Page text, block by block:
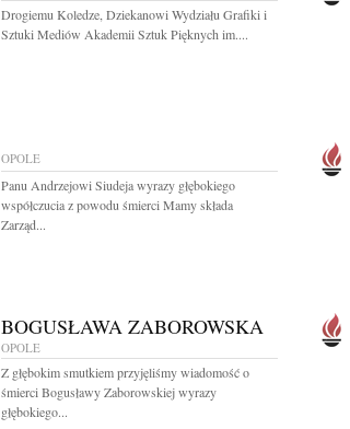
Drogiemu Koledze, Dziekanowi Wydziału Grafiki i
Sztuki Mediów Akademii Sztuk Pięknych im....
OPOLE
Panu Andrzejowi Siudeja wyrazy głębokiego
współczucia z powodu śmierci Mamy składa
Zarząd...
BOGUSŁAWA ZABOROWSKA
OPOLE
Z głębokim smutkiem przyjęliśmy wiadomość o
śmierci Bogusławy Zaborowskiej wyrazy
głębokiego...